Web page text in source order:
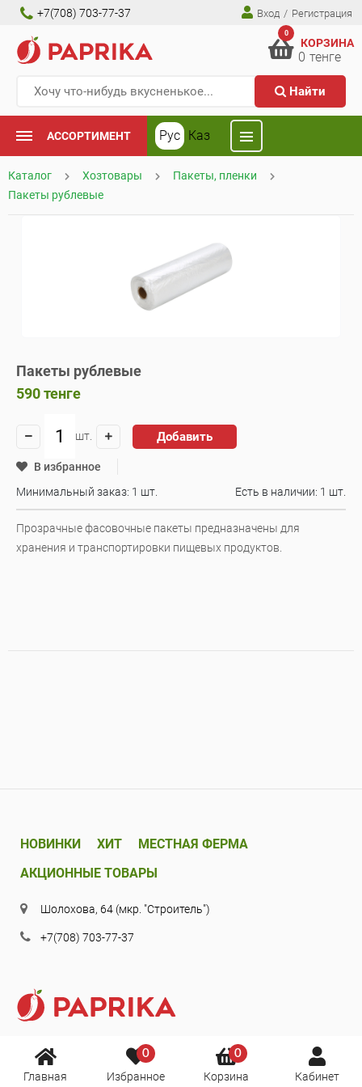
+7(708) 703-77-37 Вход / Регистрация
Найти
0
КОРЗИНА
0 тенге
АССОРТИМЕНТ Рус Каз
Главная
0
Избранное
0
Корзина Кабинет
Каталог Хозтовары
Пакеты, пленки
Пакеты рублевые
Пакеты рублевые
590тенге
шт. Добавить
В избранное
Минимальный заказ: 1 шт.
Есть в наличии: 1 шт.
Прозрачные фасовочные пакеты предназначены для
хранения и транспортировки пищевых продуктов.
НОВИНКИ ХИТ
МЕСТНАЯ ФЕРМА
АКЦИОННЫЕ ТОВАРЫ
Шолохова, 64 (мкр. "Строитель")
+7(708) 703-77-37